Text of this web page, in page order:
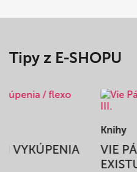
Tipy z E-SHOPU
VYKÚPENIA
Knihy
VIE